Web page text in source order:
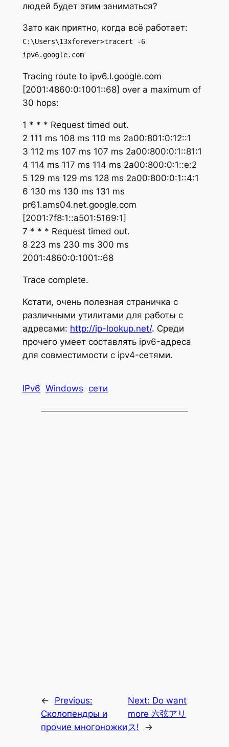
людей будет этим заниматься?
Зато как приятно, когда всё работает:
C:\Users\13xforever>tracert -6
ipv6.google.com
Tracing route to ipv6.l.google.com
[2001:4860:0:1001::68] over a maximum of
30 hops:
1 * * * Request timed out.
2 111 ms 108 ms 110 ms 2a00:801:0:12::1
3 112 ms 107 ms 107 ms 2a00:800:0:1::81:1
4 114 ms 117 ms 114 ms 2a00:800:0:1::e:2
5 129 ms 129 ms 128 ms 2a00:800:0:1::4:1
6 130 ms 130 ms 131 ms
pr61.ams04.net.google.com
[2001:7f8:1::a501:5169:1]
7 * * * Request timed out.
8 223 ms 230 ms 300 ms
2001:4860:0:1001::68
Trace complete.
Кстати, очень полезная страничка с
различными утилитами для работы с
адресами: http://ip-lookup.net/. Среди
прочего умеет составлять ipv6-адреса
для совместимости с ipv4-сетями.
IPv6 Windows сети
←
Previous:
Сколопендры и
прочие многоножки
Next: Do want
more 六弦アリ
ス!
→